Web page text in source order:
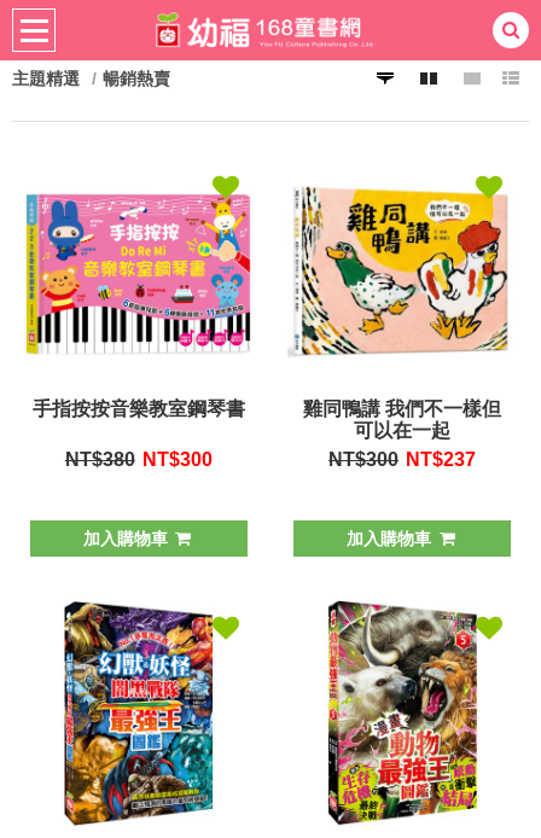
熱門：
最強王
主題精選 暢銷熱賣
手指按按音樂教室鋼琴書
NT$380 NT$300
加入購物車
雞同鴨講 我們不一樣但
可以在一起
NT$300 NT$237
加入購物車